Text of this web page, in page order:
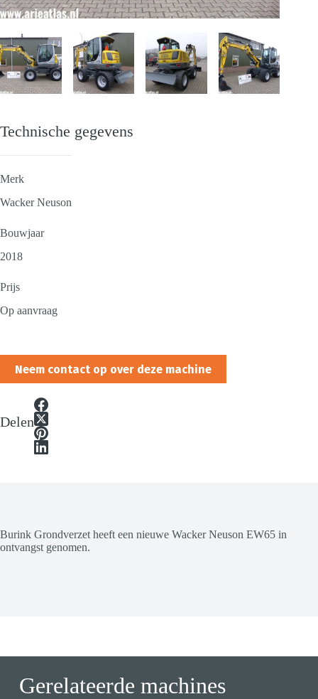
Technische gegevens
Merk
Wacker Neuson
Bouwjaar
2018
Prijs
Op aanvraag
Neem contact op over deze machine
Delen
Burink Grondverzet heeft een nieuwe Wacker Neuson EW65 in
ontvangst genomen.
Gerelateerde machines